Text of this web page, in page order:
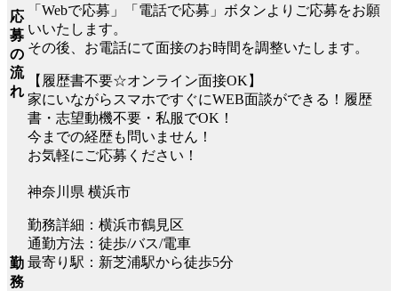
応
募
の
流
れ
「Webで応募」「電話で応募」ボタンよりご応募をお願
いいたします。
その後、お電話にて面接のお時間を調整いたします。
【履歴書不要☆オンライン面接OK】
家にいながらスマホですぐにWEB面談ができる！履歴
書・志望動機不要・私服でOK！
今までの経歴も問いません！
お気軽にご応募ください！
勤
務
神奈川県 横浜市
勤務詳細：横浜市鶴見区
通勤方法：徒歩/バス/電車
最寄り駅：新芝浦駅から徒歩5分